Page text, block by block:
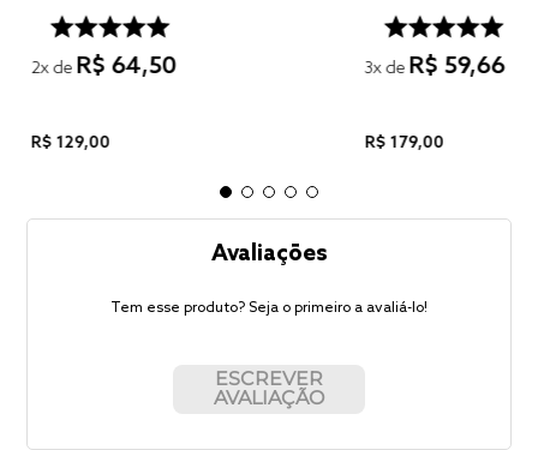
2x de R$ 64,50
R$ 129,00
3x de R$ 59,66
R$ 179,00
Avaliações
Tem esse produto? Seja o primeiro a avaliá-lo!
ESCREVER
AVALIAÇÃO